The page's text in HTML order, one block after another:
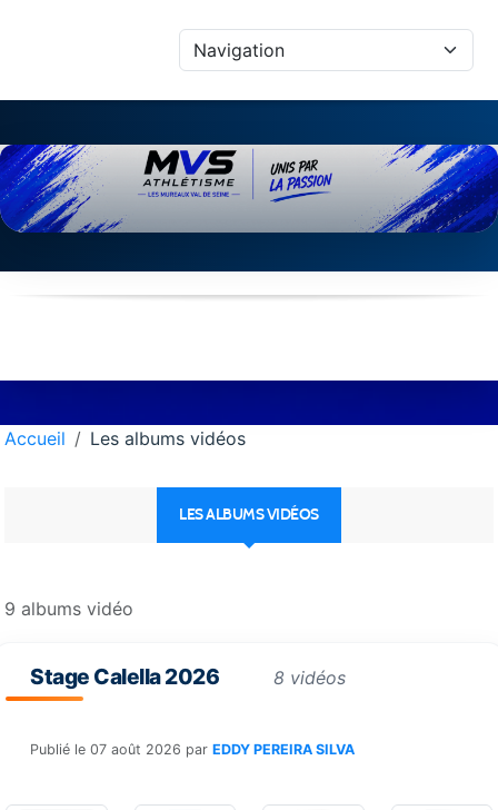
Accueil Les albums vidéos
LES ALBUMS VIDÉOS
9 albums vidéo
Stage Calella 2026 8 vidéos
Publié le 07 août 2026 par EDDY PEREIRA SILVA